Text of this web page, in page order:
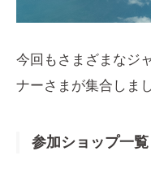
今回もさまざまなジ
ナーさまが集合しまし
参加ショップ一覧